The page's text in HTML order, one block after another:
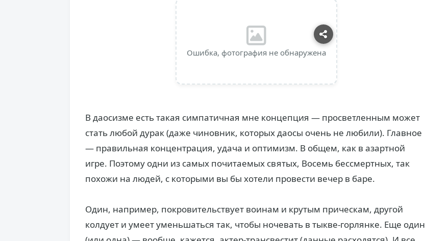
Ошибка, фотография не обнаружена
В даосизме есть такая симпатичная мне концепция — просветленным может
стать любой дурак (даже чиновник, которых даосы очень не любили). Главное
— правильная концентрация, удача и оптимизм. В общем, как в азартной
игре. Поэтому одни из самых почитаемых святых, Восемь бессмертных, так
похожи на людей, с которыми вы бы хотели провести вечер в баре.
Один, например, покровительствует воинам и крутым прическам, другой
колдует и умеет уменьшаться так, чтобы ночевать в тыкве-горлянке. Еще один